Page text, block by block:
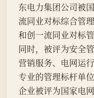
东电力集团公司被
流同业对标综合管
和创一流同业对标
同时，被评为安全
营销服务、电网运
专业的管理标杆单
企业被评为国家电